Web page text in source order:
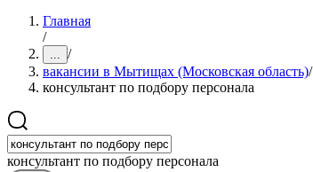
Главная
/
... /
вакансии в Мытищах (Московская область)/
консультант по подбору персонала
консультант по подбору персонала